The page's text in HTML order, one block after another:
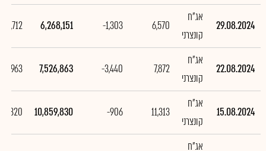
29.08.2024
אג"ח
קונצרני
6,570
-1,303
6,268,151
22.08.2024
אג"ח
קונצרני
7,872
-3,440
7,526,863
15.08.2024
אג"ח
קונצרני
11,313
-906
10,859,830
אג"ח